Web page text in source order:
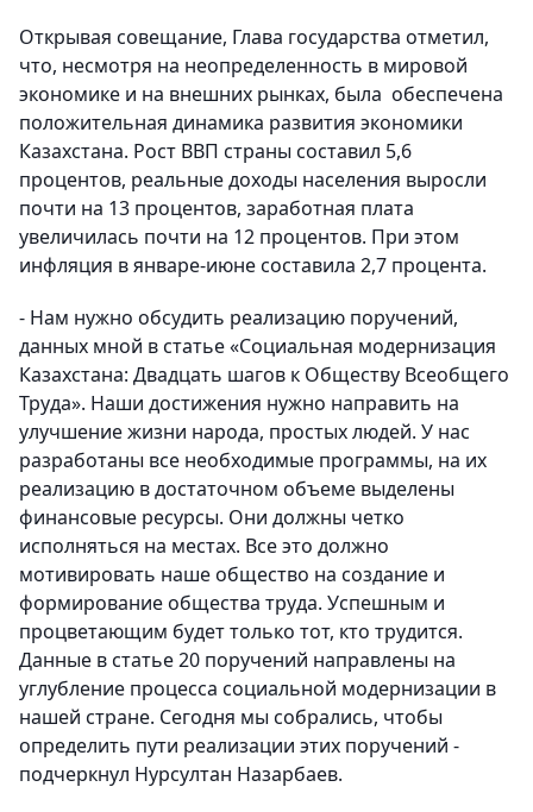
Открывая совещание, Глава государства отметил,
что, несмотря на неопределенность в мировой
экономике и на внешних рынках, была обеспечена
положительная динамика развития экономики
Казахстана. Рост ВВП страны составил 5,6
процентов, реальные доходы населения выросли
почти на 13 процентов, заработная плата
увеличилась почти на 12 процентов. При этом
инфляция в январе-июне составила 2,7 процента.
- Нам нужно обсудить реализацию поручений,
данных мной в статье «Социальная модернизация
Казахстана: Двадцать шагов к Обществу Всеобщего
Труда». Наши достижения нужно направить на
улучшение жизни народа, простых людей. У нас
разработаны все необходимые программы, на их
реализацию в достаточном объеме выделены
финансовые ресурсы. Они должны четко
исполняться на местах. Все это должно
мотивировать наше общество на создание и
формирование общества труда. Успешным и
процветающим будет только тот, кто трудится.
Данные в статье 20 поручений направлены на
углубление процесса социальной модернизации в
нашей стране. Сегодня мы собрались, чтобы
определить пути реализации этих поручений -
подчеркнул Нурсултан Назарбаев.